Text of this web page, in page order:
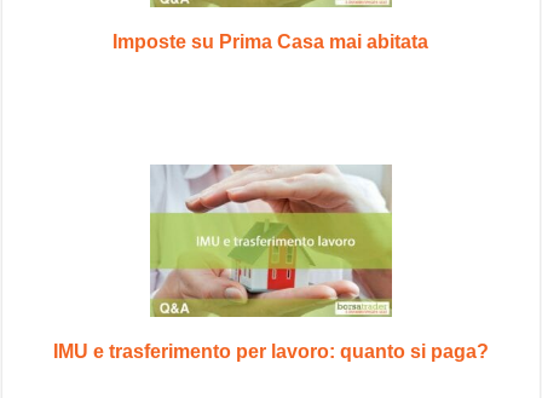
Imposte su Prima Casa mai abitata
IMU e trasferimento per lavoro: quanto si paga?